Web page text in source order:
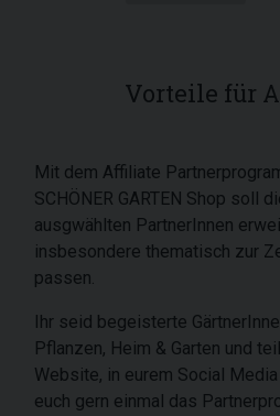
Vorteile für
Mit dem Affiliate
SCHÖNER GARTEN Shop soll
ausgwählten PartnerInnen
insbesondere thematisch zur
passen.
Ihr seid begeisterte
Pflanzen, Heim & Garten und
Website, in eurem Social
euch gern einmal das